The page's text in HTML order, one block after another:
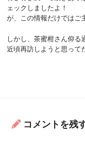
ェックしましたよ！
が、この情報だけではご
しかし、茶蜜柑さん仰る
近頃再訪しようと思って
コメントを残